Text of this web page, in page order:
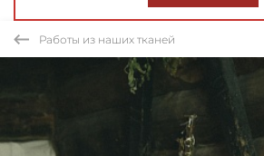
Работы из наших тканей